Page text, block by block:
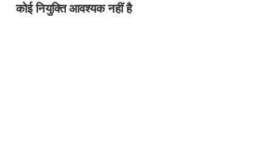
कोई नियुक्ति आवश्यक नहीं है